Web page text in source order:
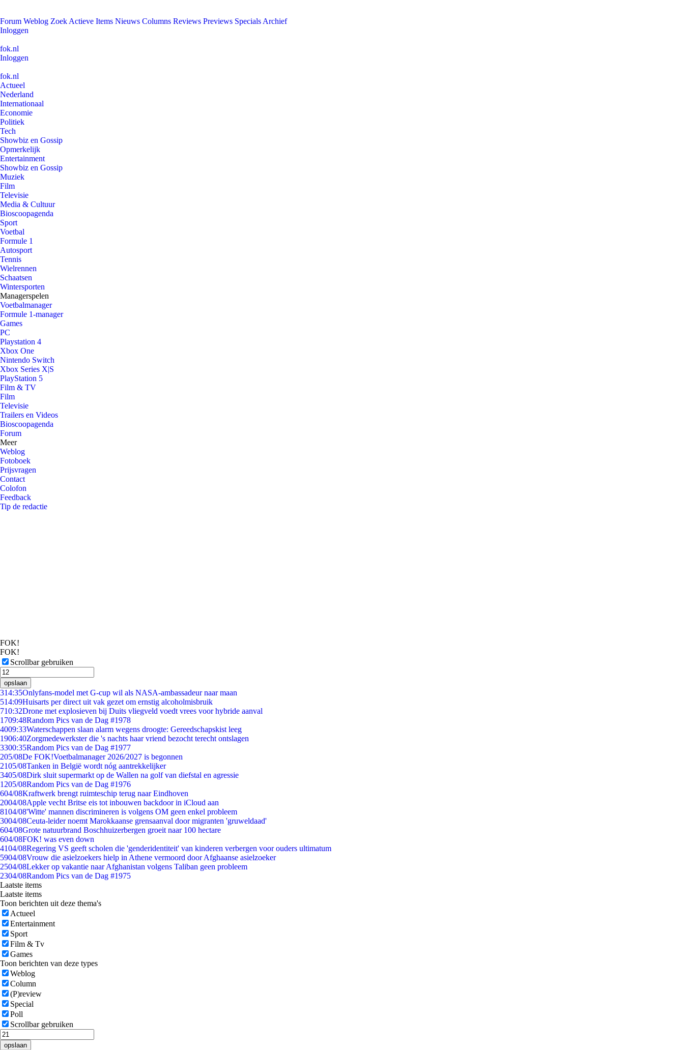
Forum Weblog Zoek Actieve Items Nieuws Columns Reviews Previews Specials Archief
Inloggen
fok.nl
Inloggen
fok.nl
Actueel
Nederland
Internationaal
Economie
Politiek
Tech
Showbiz en Gossip
Opmerkelijk
Entertainment
Showbiz en Gossip
Muziek
Film
Televisie
Media & Cultuur
Bioscoopagenda
Sport
Voetbal
Formule 1
Autosport
Tennis
Wielrennen
Schaatsen
Wintersporten
Managerspelen
Voetbalmanager
Formule 1-manager
Games
PC
Playstation 4
Xbox One
Nintendo Switch
Xbox Series X|S
PlayStation 5
Film & TV
Film
Televisie
Trailers en Videos
Bioscoopagenda
Forum
Meer
Weblog
Fotoboek
Prijsvragen
Contact
Colofon
Feedback
Tip de redactie
FOK!
FOK!
Scrollbar gebruiken
opslaan
314:35Onlyfans-model met G-cup wil als NASA-ambassadeur naar maan
514:09Huisarts per direct uit vak gezet om ernstig alcoholmisbruik
710:32Drone met explosieven bij Duits vliegveld voedt vrees voor hybride aanval
1709:48Random Pics van de Dag #1978
4009:33Waterschappen slaan alarm wegens droogte: Gereedschapskist leeg
1906:40Zorgmedewerkster die 's nachts haar vriend bezocht terecht ontslagen
3300:35Random Pics van de Dag #1977
205/08De FOK!Voetbalmanager 2026/2027 is begonnen
2105/08Tanken in België wordt nóg aantrekkelijker
3405/08Dirk sluit supermarkt op de Wallen na golf van diefstal en agressie
1205/08Random Pics van de Dag #1976
604/08Kraftwerk brengt ruimteschip terug naar Eindhoven
2004/08Apple vecht Britse eis tot inbouwen backdoor in iCloud aan
8104/08'Witte' mannen discrimineren is volgens OM geen enkel probleem
3004/08Ceuta-leider noemt Marokkaanse grensaanval door migranten 'gruweldaad'
604/08Grote natuurbrand Boschhuizerbergen groeit naar 100 hectare
604/08FOK! was even down
4104/08Regering VS geeft scholen die 'genderidentiteit' van kinderen verbergen voor ouders ultimatum
5904/08Vrouw die asielzoekers hielp in Athene vermoord door Afghaanse asielzoeker
2504/08Lekker op vakantie naar Afghanistan volgens Taliban geen probleem
2304/08Random Pics van de Dag #1975
Laatste items
Laatste items
Toon berichten uit deze thema's
Actueel
Entertainment
Sport
Film & Tv
Games
Toon berichten van deze types
Weblog
Column
(P)review
Special
Poll
Scrollbar gebruiken
opslaan